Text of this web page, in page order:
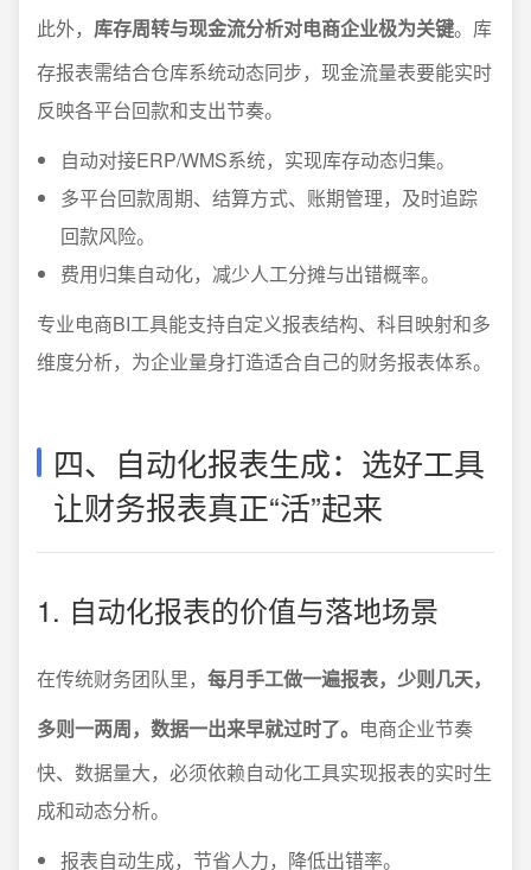
此外， 库存周转与现金流分析对电商企业极为关键。库
存报表需结合仓库系统动态同步，现金流量表要能实时
反映各平台回款和支出节奏。
自动对接ERP/WMS系统，实现库存动态归集。
多平台回款周期、结算方式、账期管理，及时追踪
回款风险。
费用归集自动化，减少人工分摊与出错概率。
专业电商BI工具能支持自定义报表结构、科目映射和多
维度分析，为企业量身打造适合自己的财务报表体系。
四、自动化报表生成：选好工具
让财务报表真正“活”起来
1. 自动化报表的价值与落地场景
在传统财务团队里， 每月手工做一遍报表，少则几天，
多则一两周，数据一出来早就过时了。 电商企业节奏
快、数据量大，必须依赖自动化工具实现报表的实时生
成和动态分析。
报表自动生成，节省人力，降低出错率。